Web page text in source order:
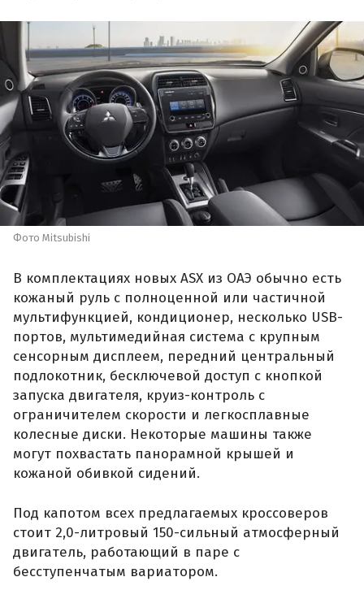
Фото Mitsubishi
В комплектациях новых ASX из ОАЭ обычно есть
кожаный руль с полноценной или частичной
мультифункцией, кондиционер, несколько USB-
портов, мультимедийная система с крупным
сенсорным дисплеем, передний центральный
подлокотник, бесключевой доступ с кнопкой
запуска двигателя, круиз-контроль с
ограничителем скорости и легкосплавные
колесные диски. Некоторые машины также
могут похвастать панорамной крышей и
кожаной обивкой сидений.
Под капотом всех предлагаемых кроссоверов
стоит 2,0-литровый 150-сильный атмосферный
двигатель, работающий в паре с
бесступенчатым вариатором.